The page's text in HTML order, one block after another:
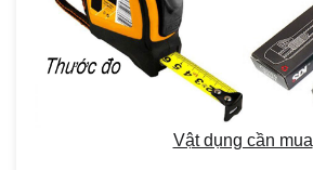
Vật dụng cần mua